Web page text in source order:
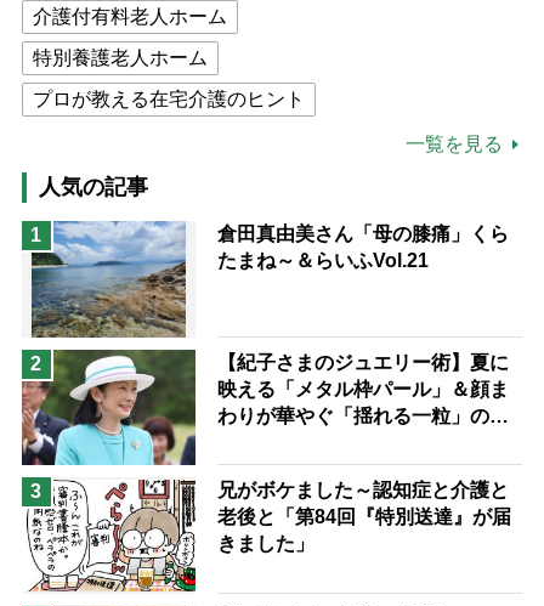
介護付有料老人ホーム
特別養護老人ホーム
プロが教える在宅介護のヒント
高木ブー
ケアマネジャー
猫が母になつきません
息子の遠距離介護サバイバル術
兄がボケました
予防法
一覧を見る
人気の記事
1
倉田真由美さん「母の膝痛」くら
たまね～＆らいふVol.21
2
【紀子さまのジュエリー術】夏に
映える「メタル枠パール」＆顔ま
わりが華やぐ「揺れる一粒」の使
3
兄がボケました～認知症と介護と
老後と「第84回『特別送達』が届
きました」